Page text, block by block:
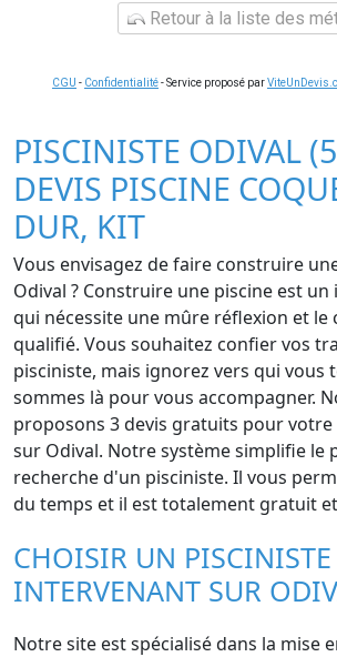
Retour à la liste des
CGU - Confidentialité- Service proposé par
PISCINISTE ODIVAL
DEVIS PISCINE
DUR, KIT
Vous envisagez de faire construire
Odival ? Construire une piscine est
qui nécessite une mûre réflexion et le
qualifié. Vous souhaitez confier vos
pisciniste, mais ignorez vers qui vous
sommes là pour vous accompagner.
proposons 3 devis gratuits pour
sur Odival. Notre système simplifie le
recherche d'un pisciniste. Il vous
du temps et il est totalement gratuit
CHOISIR UN PISCINISTE
INTERVENANT SUR
Notre site est spécialisé dans la mise